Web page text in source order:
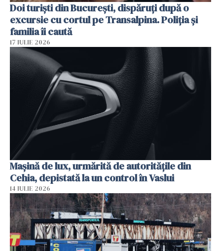
Doi turiști din București, dispăruți după o
excursie cu cortul pe Transalpina. Poliția și
familia îi caută
17 IULIE 2026
Mașină de lux, urmărită de autoritățile din
Cehia, depistată la un control în Vaslui
14 IULIE 2026